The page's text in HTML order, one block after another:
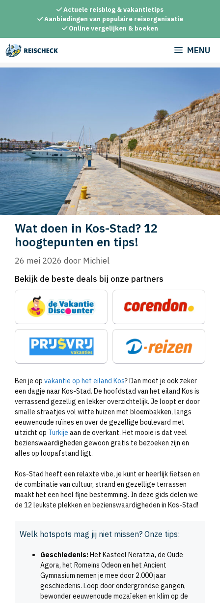
inhoud
Actuele reisblog & vakantietips
Aanbiedingen van populaire reisorganisatie
Online vergelijken & boeken
MENU
Wat doen in Kos-Stad? 12
hoogtepunten en tips!
26 mei 2026 door Michiel
Bekijk de beste deals bij onze partners
Ben je op vakantie op het eiland Kos? Dan moet je ook zeker
een dagje naar Kos-Stad. De hoofdstad van het eiland Kos is
verrassend gezellig en lekker overzichtelijk. Je loopt er door
smalle straatjes vol witte huizen met bloembakken, langs
eeuwenoude ruïnes en over de gezellige boulevard met
uitzicht op Turkije aan de overkant. Het mooie is dat veel
bezienswaardigheden gewoon gratis te bezoeken zijn en
alles op loopafstand ligt.
Kos-Stad heeft een relaxte vibe, je kunt er heerlijk fietsen en
de combinatie van cultuur, strand en gezellige terrassen
maakt het een heel fijne bestemming. In deze gids delen we
de 12 leukste plekken en bezienswaardigheden in Kos-Stad!
Welk hotspots mag jij niet missen? Onze tips:
Geschiedenis: Het Kasteel Neratzia, de Oude
Agora, het Romeins Odeon en het Ancient
Gymnasium nemen je mee door 2.000 jaar
geschiedenis. Loop door ondergrondse gangen,
bewonder eeuwenoude mozaïeken en klim op de